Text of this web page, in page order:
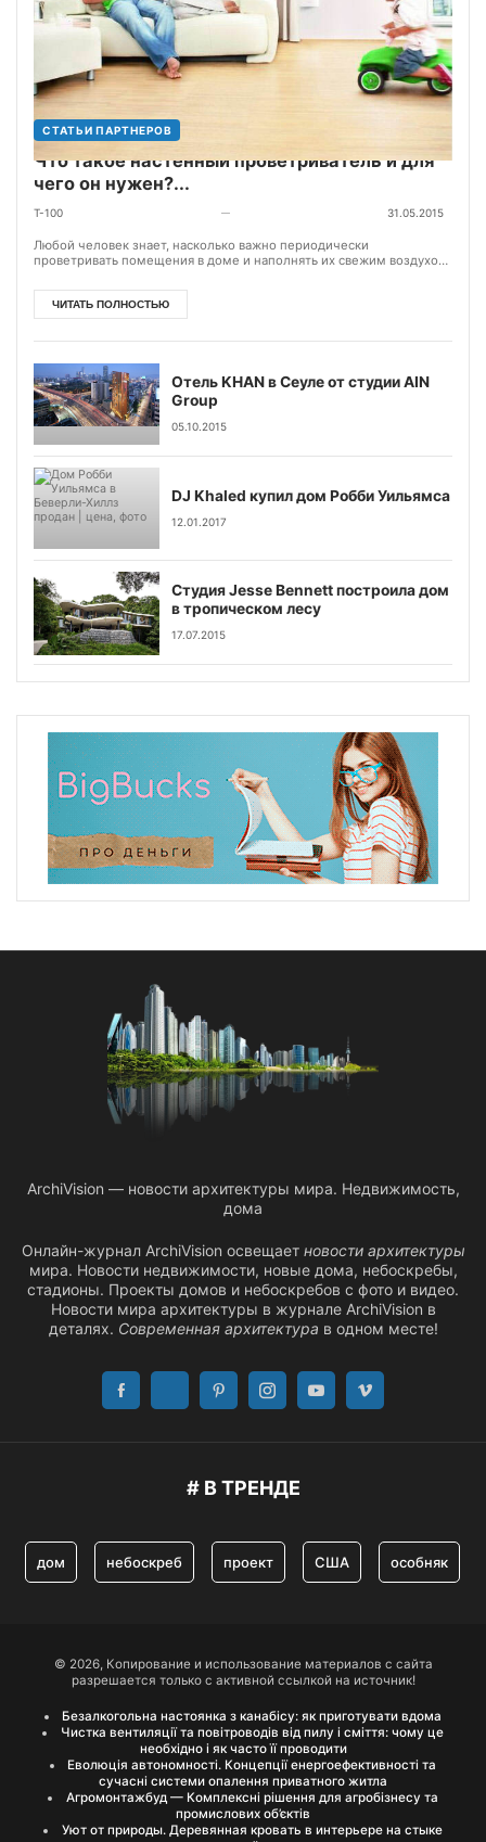
СТАТЬИ ПАРТНЕРОВ
Что такое настенный проветриватель и для
чего он нужен?...
T-100 — 31.05.2015
Любой человек знает, насколько важно периодически
проветривать помещения в доме и наполнять их свежим воздухом.
ЧИТАТЬ ПОЛНОСТЬЮ
Отель KHAN в Сеуле от студии AIN
Group
05.10.2015
DJ Khaled купил дом Робби Уильямса
12.01.2017
Студия Jesse Bennett построила дом
в тропическом лесу
17.07.2015
ArchiVision — новости архитектуры мира. Недвижимость,
дома
Онлайн-журнал ArchiVision освещает новости архитектуры
мира. Новости недвижимости, новые дома, небоскребы,
стадионы. Проекты домов и небоскребов с фото и видео.
Новости мира архитектуры в журнале ArchiVision в
деталях. Современная архитектура в одном месте!
# В ТРЕНДЕ
дом небоскреб проект США особняк
© 2026, Копирование и использование материалов с сайта
разрешается только с активной ссылкой на источник!
Безалкогольна настоянка з канабісу: як приготувати вдома
Чистка вентиляції та повітроводів від пилу і сміття: чому це
необхідно і як часто її проводити
Еволюція автономності. Концепції енергоефективності та
сучасні системи опалення приватного житла
Агромонтажбуд — Комплексні рішення для агробізнесу та
промислових об’єктів
Уют от природы. Деревянная кровать в интерьере на стыке